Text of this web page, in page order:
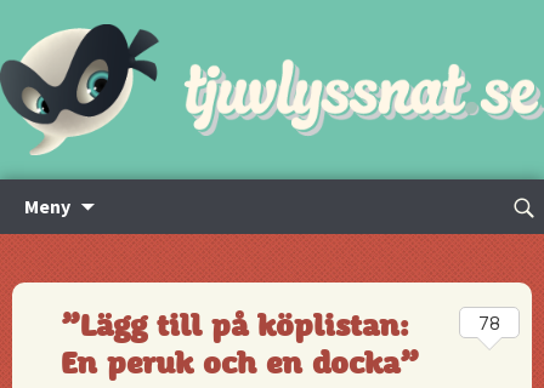
Meny
innehåll
Sök
”Lägg till på köplistan:
En peruk och en docka”
78